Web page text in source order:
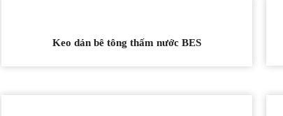
Keo dán bê tông thấm nước BES